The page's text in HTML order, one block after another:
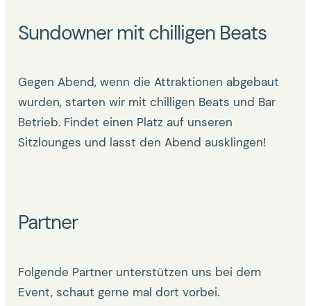
Sundowner mit chilligen Beats
Gegen Abend, wenn die Attraktionen abgebaut
wurden, starten wir mit chilligen Beats und Bar
Betrieb. Findet einen Platz auf unseren
Sitzlounges und lasst den Abend ausklingen!
Partner
Folgende Partner unterstützen uns bei dem
Event, schaut gerne mal dort vorbei.